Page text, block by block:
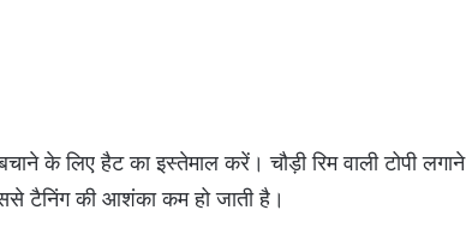
के लिए हैट का इस्तेमाल करें। चौड़ी रिम वाली टोपी लगाने
टैनिंग की आशंका कम हो जाती है।